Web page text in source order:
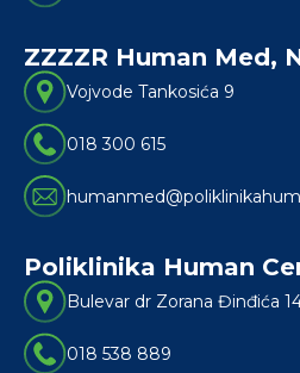
ZZZZR Human Med,
Vojvode Tankosića 9
018 300 615
Poliklinika Human
Bulevar dr Zorana Đinđića
018 538 889